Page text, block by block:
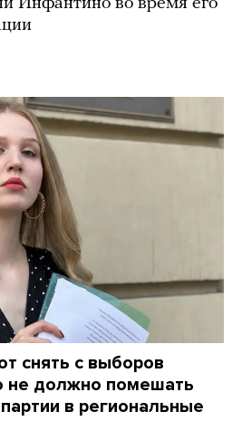
снять с выборов
не должно помешать
в региональные